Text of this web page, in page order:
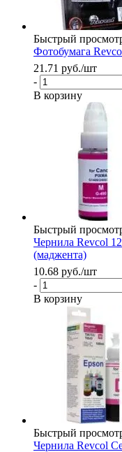
Быстрый
Фотобумага
21.71 руб./шт
-
В корзину
Быстрый
Чернила Revcol
(маджента)
10.68 руб./шт
-
В корзину
Быстрый
Чернила Revcol